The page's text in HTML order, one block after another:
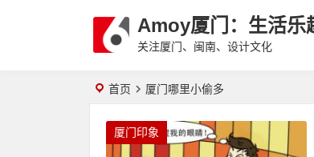
Amoy厦门：生活乐
关注厦门、闽南、设计文化
首页 厦门哪里小偷多
厦门印象